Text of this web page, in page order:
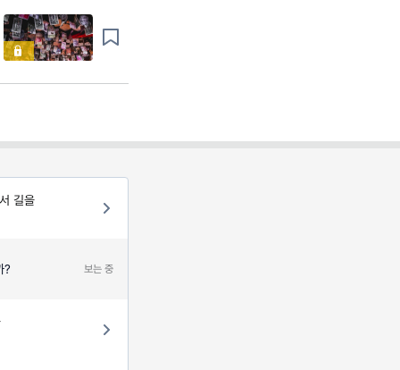
길을
? 보는 중